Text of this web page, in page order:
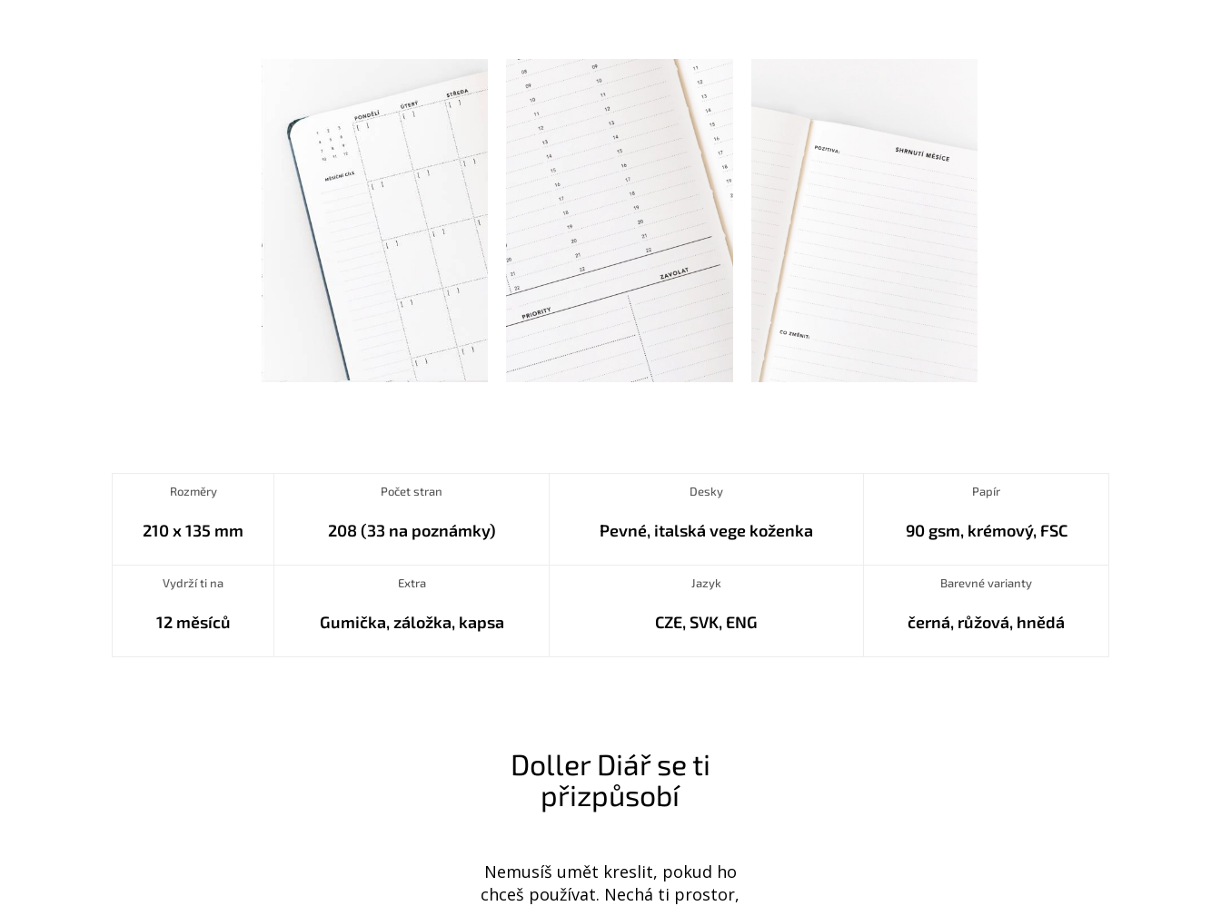
Rozměry
210 x 135 mm
Počet stran
208 (33 na poznámky)
Desky
Pevné, italská vege koženka
Papír
90 gsm, krémový, FSC
Vydrží ti na
12 měsíců
Extra
Gumička, záložka, kapsa
Jazyk
CZE, SVK, ENG
Barevné varianty
černá, růžová, hnědá
Doller Diář se ti
přizpůsobí
Nemusíš umět kreslit, pokud ho
chceš používat. Nechá ti prostor,